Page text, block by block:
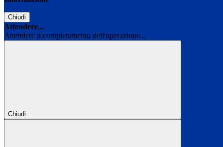
Chiudi
Attendere...
Attendere il completamento dell'operazione...
Chiudi